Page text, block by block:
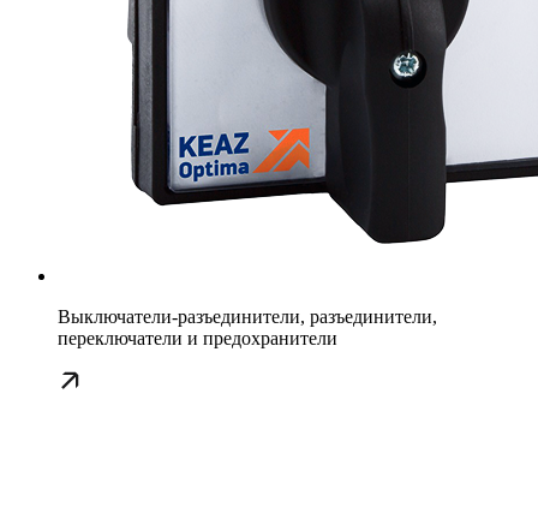
Выключатели-разъединители, разъединители,
переключатели и предохранители